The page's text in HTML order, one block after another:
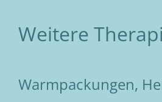
Weitere
Warmpackungen,